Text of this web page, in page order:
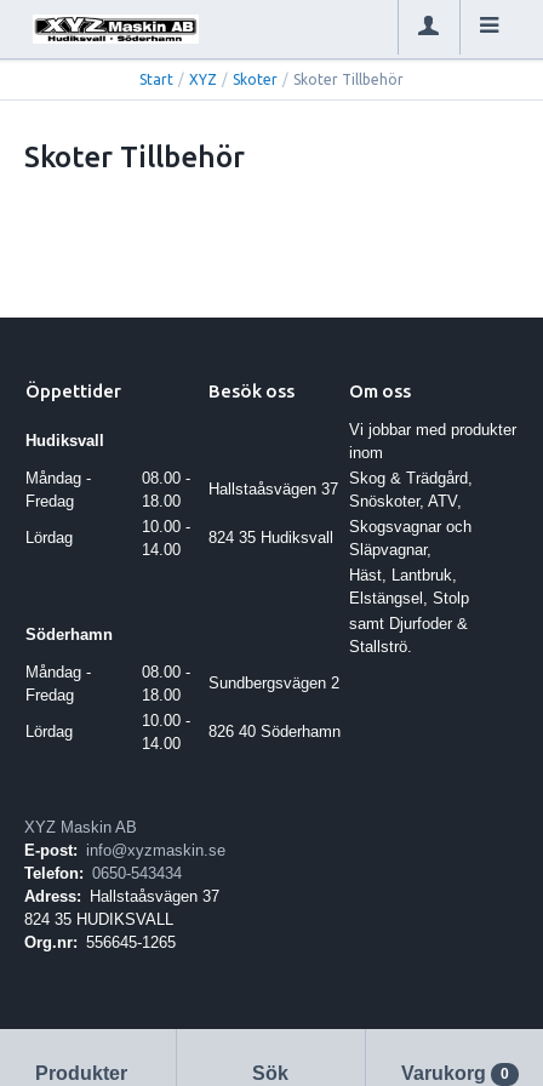
Produkter Sök Varukorg 0
Start / XYZ / Skoter / Skoter Tillbehör
Skoter Tillbehör
Öppettider Besök oss Om oss
Hudiksvall
Vi jobbar med produkter
inom
Måndag -
Fredag
08.00 -
18.00
Hallstaåsvägen 37
Skog & Trädgård,
Snöskoter, ATV,
Lördag
10.00 -
14.00
824 35 Hudiksvall
Skogsvagnar och
Släpvagnar,
Häst, Lantbruk,
Elstängsel, Stolp
Söderhamn
samt Djurfoder &
Stallströ.
Måndag -
Fredag
08.00 -
18.00
Sundbergsvägen 2
Lördag
10.00 -
14.00
826 40 Söderhamn
XYZ Maskin AB
E-post: info@xyzmaskin.se
Telefon: 0650-543434
Adress:
Hallstaåsvägen 37
824 35 HUDIKSVALL
Org.nr: 556645-1265